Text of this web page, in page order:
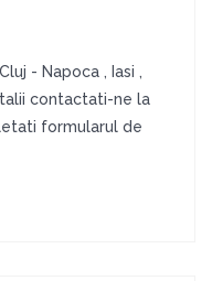
- Napoca , Iasi ,
contactati-ne la
formularul de